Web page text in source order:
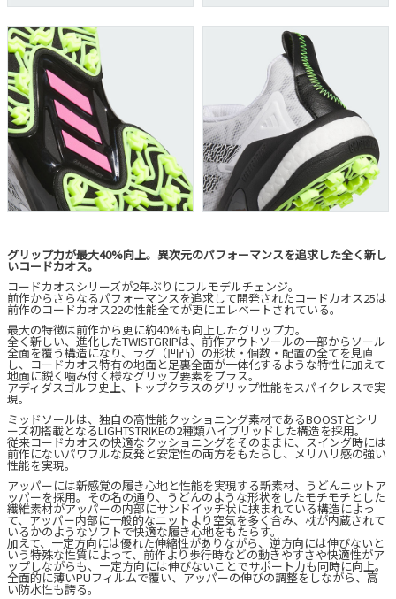
グリップ力が最大40%向上。異次元のパフォーマンスを追求した全く新し
いコードカオス。
コードカオスシリーズが2年ぶりにフルモデルチェンジ。
前作からさらなるパフォーマンスを追求して開発されたコードカオス25は
前作のコードカオス22の性能全てが更にエレベートされている。
最大の特徴は前作から更に約40%も向上したグリップ力。
全く新しい、進化したTWISTGRIPは、前作アウトソールの一部からソール
全面を覆う構造になり、ラグ（凹凸）の形状・個数・配置の全てを見直
し、コードカオス特有の地面と足裏全面が一体化するような特性に加えて
地面に鋭く噛み付く様なグリップ要素をプラス。
アディダスゴルフ史上、トップクラスのグリップ性能をスパイクレスで実
現。
ミッドソールは、独自の高性能クッショニング素材であるBOOSTとシリ
ーズ初搭載となるLIGHTSTRIKEの2種類ハイブリッドした構造を採用。
従来コードカオスの快適なクッショニングをそのままに、スイング時には
前作にないパワフルな反発と安定性の両方をもたらし、メリハリ感の強い
性能を実現。
アッパーには新感覚の履き心地と性能を実現する新素材、うどんニットア
ッパーを採用。その名の通り、うどんのような形状をしたモチモチとした
繊維素材がアッパーの内部にサンドイッチ状に挟まれている構造によっ
て、アッパー内部に一般的なニットより空気を多く含み、枕が内蔵されて
いるかのようなソフトで快適な履き心地をもたらす。
加えて、一定方向には優れた伸縮性がありながら、逆方向には伸びないと
いう特殊な性質によって、前作より歩行時などの動きやすさや快適性がア
ップしながらも、一定方向には伸びないことでサポート力も同時に向上。
全面的に薄いPUフィルムで覆い、アッパーの伸びの調整をしながら、高
い防水性も誇る。